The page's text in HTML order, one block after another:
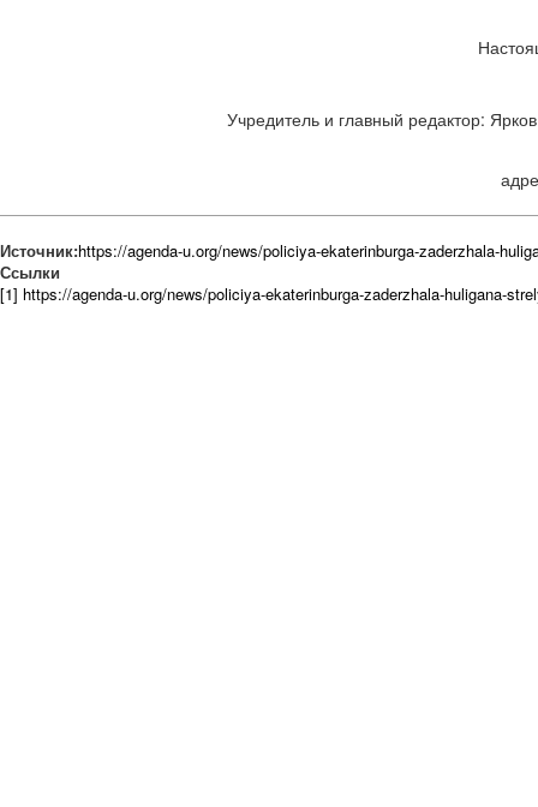
Учредитель и главный редактор:
Источник:https://agenda-u.org/news/policiya-ekaterinburga-zaderzhala-
Ссылки
[1] https://agenda-u.org/news/policiya-ekaterinburga-zaderzhala-huligana-